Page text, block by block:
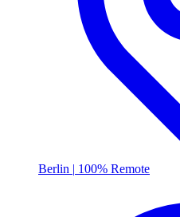
Berlin | 100% Remote